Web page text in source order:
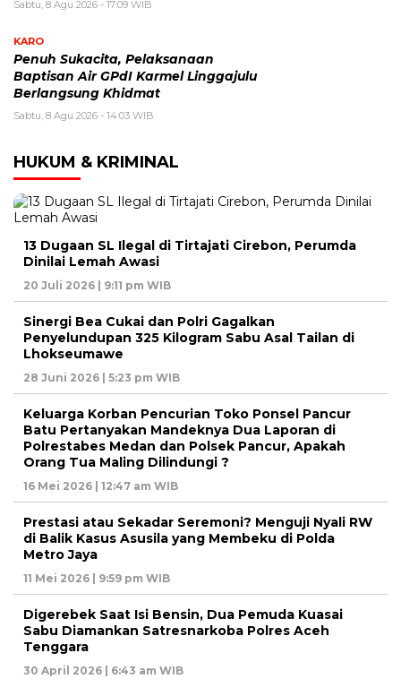
Sabtu, 8 Agu 2026 - 17:09 WIB
KARO
Penuh Sukacita, Pelaksanaan
Baptisan Air GPdI Karmel Linggajulu
Berlangsung Khidmat
Sabtu, 8 Agu 2026 - 14:03 WIB
HUKUM & KRIMINAL
13 Dugaan SL Ilegal di Tirtajati Cirebon, Perumda
Dinilai Lemah Awasi
20 Juli 2026 | 9:11 pm WIB
Sinergi Bea Cukai dan Polri Gagalkan
Penyelundupan 325 Kilogram Sabu Asal Tailan di
Lhokseumawe
28 Juni 2026 | 5:23 pm WIB
Keluarga Korban Pencurian Toko Ponsel Pancur
Batu Pertanyakan Mandeknya Dua Laporan di
Polrestabes Medan dan Polsek Pancur, Apakah
Orang Tua Maling Dilindungi ?
16 Mei 2026 | 12:47 am WIB
Prestasi atau Sekadar Seremoni? Menguji Nyali RW
di Balik Kasus Asusila yang Membeku di Polda
Metro Jaya
11 Mei 2026 | 9:59 pm WIB
Digerebek Saat Isi Bensin, Dua Pemuda Kuasai
Sabu Diamankan Satresnarkoba Polres Aceh
Tenggara
30 April 2026 | 6:43 am WIB